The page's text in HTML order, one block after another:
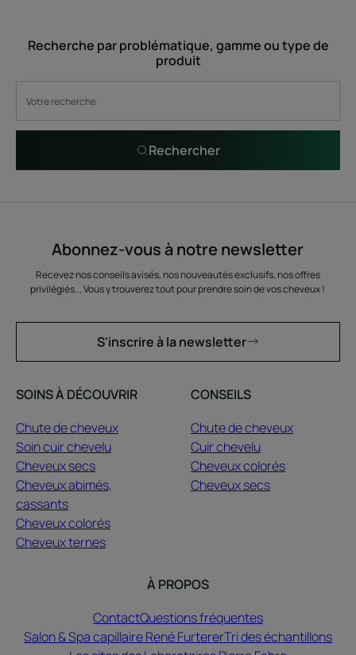
Recherche par problématique, gamme ou type de
produit
Rechercher
Abonnez-vous à notre newsletter
Recevez nos conseils avisés, nos nouveautés exclusifs, nos offres
privilégiés... Vous y trouverez tout pour prendre soin de vos cheveux !
S'inscrire à la newsletter
SOINS À DÉCOUVRIR
Chute de cheveux
Soin cuir chevelu
Cheveux secs
Cheveux abimés,
cassants
Cheveux colorés
Cheveux ternes
CONSEILS
Chute de cheveux
Cuir chevelu
Cheveux colorés
Cheveux secs
À PROPOS
ContactQuestions fréquentes
Salon & Spa capillaire René FurtererTri des échantillons